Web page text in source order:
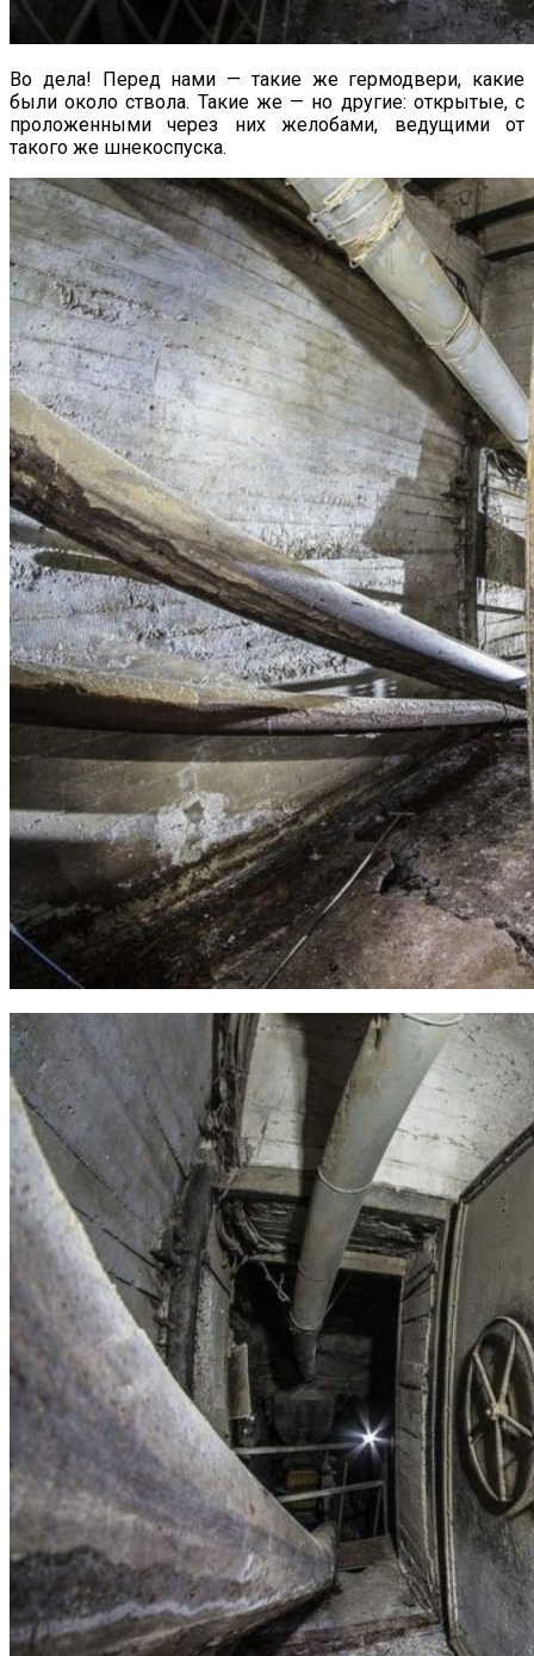
Во дела! Перед нами — такие же гермодвери, какие
были около ствола. Такие же — но другие: открытые, с
проложенными через них желобами, ведущими от
такого же шнекоспуска.